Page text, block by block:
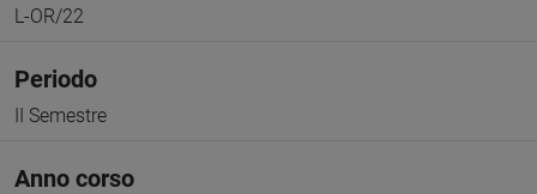
L-OR/22
Periodo
II Semestre
Anno corso